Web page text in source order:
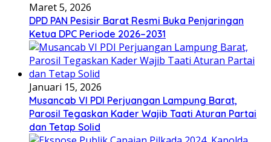
Maret 5, 2026
DPD PAN Pesisir Barat Resmi Buka Penjaringan
Ketua DPC Periode 2026–2031
Januari 15, 2026
Musancab VI PDI Perjuangan Lampung Barat,
Parosil Tegaskan Kader Wajib Taati Aturan Partai
dan Tetap Solid